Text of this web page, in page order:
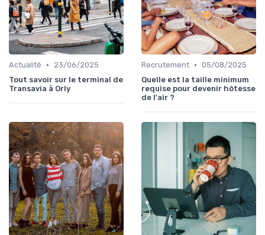
Actualité •
23/06/2025
Tout savoir sur le terminal de
Transavia à Orly
Recrutement • 05/08/2025
Quelle est la taille minimum
requise pour devenir hôtesse
de l'air ?